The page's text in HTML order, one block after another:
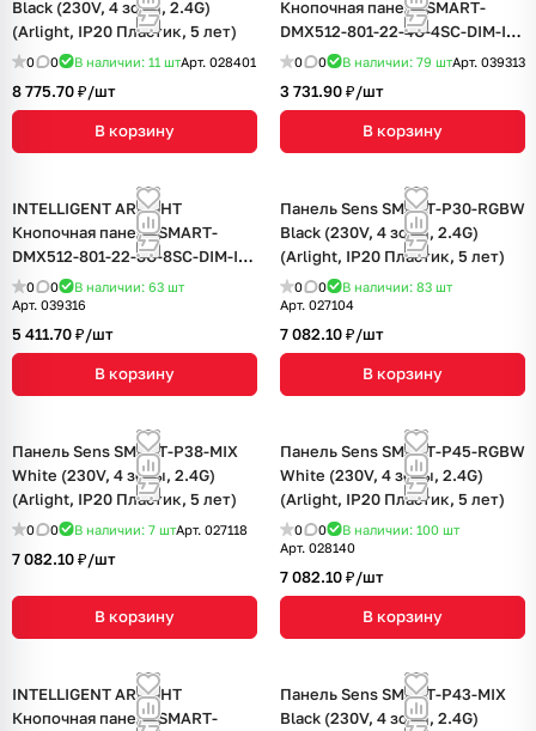
Black (230V, 4 зоны, 2.4G)
(Arlight, IP20 Пластик, 5 лет)
0 0 В наличии: 11 штАрт. 028401
8 775.70 ₽/шт
В корзину
Кнопочная панель SMART-
DMX512-801-22-4G-4SC-DIM-IN
Gold (230V, 2.4G) (IARL, IP20
0 0 В наличии: 79 штАрт. 039313
3 731.90 ₽/шт
В корзину
INTELLIGENT ARLIGHT
Кнопочная панель SMART-
DMX512-801-22-8G-8SC-DIM-IN
Black (230V, 2.4G) (IARL, IP20
Пластик, 5 лет)
0 0 В наличии: 63 шт
Арт. 039316
5 411.70 ₽/шт
В корзину
Панель Sens SMART-P30-RGBW
Black (230V, 4 зоны, 2.4G)
(Arlight, IP20 Пластик, 5 лет)
0 0 В наличии: 83 шт
Арт. 027104
7 082.10 ₽/шт
В корзину
Панель Sens SMART-P38-MIX
White (230V, 4 зоны, 2.4G)
(Arlight, IP20 Пластик, 5 лет)
0 0 В наличии: 7 штАрт. 027118
7 082.10 ₽/шт
В корзину
Панель Sens SMART-P45-RGBW
White (230V, 4 зоны, 2.4G)
(Arlight, IP20 Пластик, 5 лет)
0 0 В наличии: 100 шт
Арт. 028140
7 082.10 ₽/шт
В корзину
INTELLIGENT ARLIGHT
Кнопочная панель SMART-
Панель Sens SMART-P43-MIX
Black (230V, 4 зоны, 2.4G)